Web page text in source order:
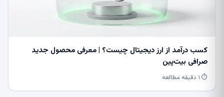
کسب درآمد از ارز دیجیتال چیست؟ | معرفی محصول جدید
صرافی بیت‌پین
⏱ ۱ دقیقه مطالعه